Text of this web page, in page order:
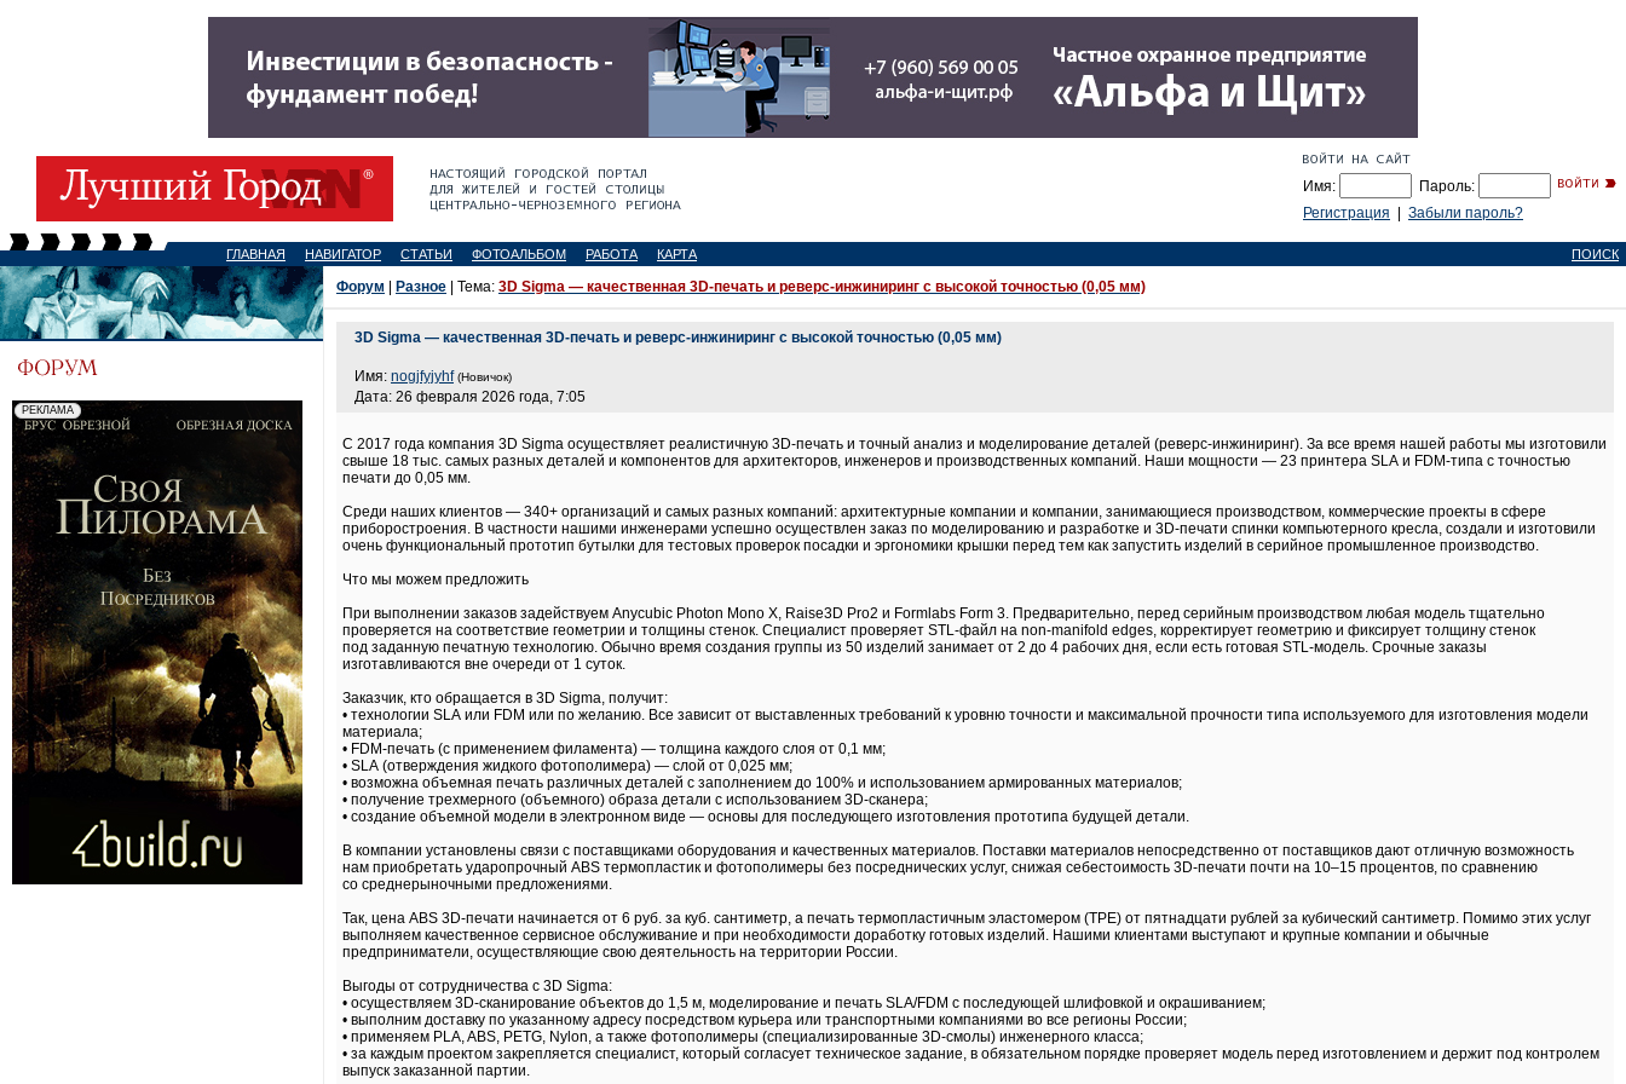
Имя:
Пароль:
Регистрация
Забыли пароль?
ГЛАВНАЯ НАВИГАТОР СТАТЬИ ФОТОАЛЬБОМ РАБОТА КАРТА ПОИСК
Форум Разное | Тема: 3D Sigma — качественная 3D-печать и реверс-инжиниринг с высокой точностью (0,05 мм)
3D Sigma — качественная 3D-печать и реверс-инжиниринг с высокой точностью (0,05 мм)
Имя: nogjfyjyhf (Новичок)
Дата: 26 февраля 2026 года, 7:05
С 2017 года компания 3D Sigma осуществляет реалистичную 3D-печать и точный анализ и моделирование деталей (реверс-инжиниринг). За все время нашей работы мы изготовили
свыше 18 тыс. самых разных деталей и компонентов для архитекторов, инженеров и производственных компаний. Наши мощности — 23 принтера SLA и FDM-типа с точностью
печати до 0,05 мм.
Среди наших клиентов — 340+ организаций и самых разных компаний: архитектурные компании и компании, занимающиеся производством, коммерческие проекты в сфере
приборостроения. В частности нашими инженерами успешно осуществлен заказ по моделированию и разработке и 3D-печати спинки компьютерного кресла, создали и изготовили
очень функциональный прототип бутылки для тестовых проверок посадки и эргономики крышки перед тем как запустить изделий в серийное промышленное производство.
Что мы можем предложить
При выполнении заказов задействуем Anycubic Photon Mono X, Raise3D Pro2 и Formlabs Form 3. Предварительно, перед серийным производством любая модель тщательно
проверяется на соответствие геометрии и толщины стенок. Специалист проверяет STL-файл на non-manifold edges, корректирует геометрию и фиксирует толщину стенок
под заданную печатную технологию. Обычно время создания группы из 50 изделий занимает от 2 до 4 рабочих дня, если есть готовая STL-модель. Срочные заказы
изготавливаются вне очереди от 1 суток.
Заказчик, кто обращается в 3D Sigma, получит:
• технологии SLA или FDM или по желанию. Все зависит от выставленных требований к уровню точности и максимальной прочности типа используемого для изготовления модели
материала;
• FDM-печать (с применением филамента) — толщина каждого слоя от 0,1 мм;
• SLA (отверждения жидкого фотополимера) — слой от 0,025 мм;
• возможна объемная печать различных деталей с заполнением до 100% и использованием армированных материалов;
• получение трехмерного (объемного) образа детали с использованием 3D-сканера;
• создание объемной модели в электронном виде — основы для последующего изготовления прототипа будущей детали.
В компании установлены связи с поставщиками оборудования и качественных материалов. Поставки материалов непосредственно от поставщиков дают отличную возможность
нам приобретать ударопрочный ABS термопластик и фотополимеры без посреднических услуг, снижая себестоимость 3D-печати почти на 10–15 процентов, по сравнению
со среднерыночными предложениями.
Так, цена ABS 3D-печати начинается от 6 руб. за куб. сантиметр, а печать термопластичным эластомером (TPE) от пятнадцати рублей за кубический сантиметр. Помимо этих услуг
выполняем качественное сервисное обслуживание и при необходимости доработку готовых изделий. Нашими клиентами выступают и крупные компании и обычные
предприниматели, осуществляющие свою деятельность на территории России.
Выгоды от сотрудничества с 3D Sigma:
• осуществляем 3D-сканирование объектов до 1,5 м, моделирование и печать SLA/FDM с последующей шлифовкой и окрашиванием;
• выполним доставку по указанному адресу посредством курьера или транспортными компаниями во все регионы России;
• применяем PLA, ABS, PETG, Nylon, а также фотополимеры (специализированные 3D-смолы) инженерного класса;
• за каждым проектом закрепляется специалист, который согласует техническое задание, в обязательном порядке проверяет модель перед изготовлением и держит под контролем
выпуск заказанной партии.